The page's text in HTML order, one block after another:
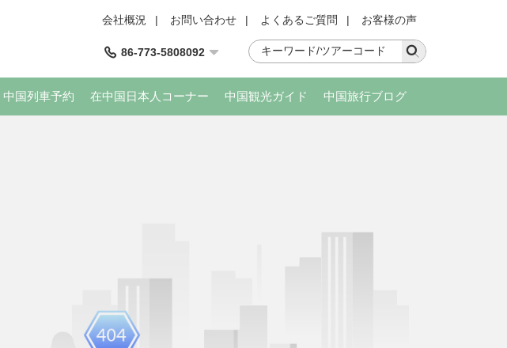
会社概況 | お問い合わせ | よくあるご質問 | お客様の声
86-773-5808092
中国列車予約 在中国日本人コーナー 中国観光ガイド 中国旅行ブログ